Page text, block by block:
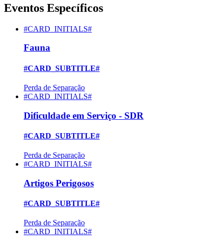
Eventos Específicos
#CARD_INITIALS#
Fauna
#CARD_SUBTITLE#
Perda de Separação
#CARD_INITIALS#
Dificuldade em Serviço - SDR
#CARD_SUBTITLE#
Perda de Separação
#CARD_INITIALS#
Artigos Perigosos
#CARD_SUBTITLE#
Perda de Separação
#CARD_INITIALS#